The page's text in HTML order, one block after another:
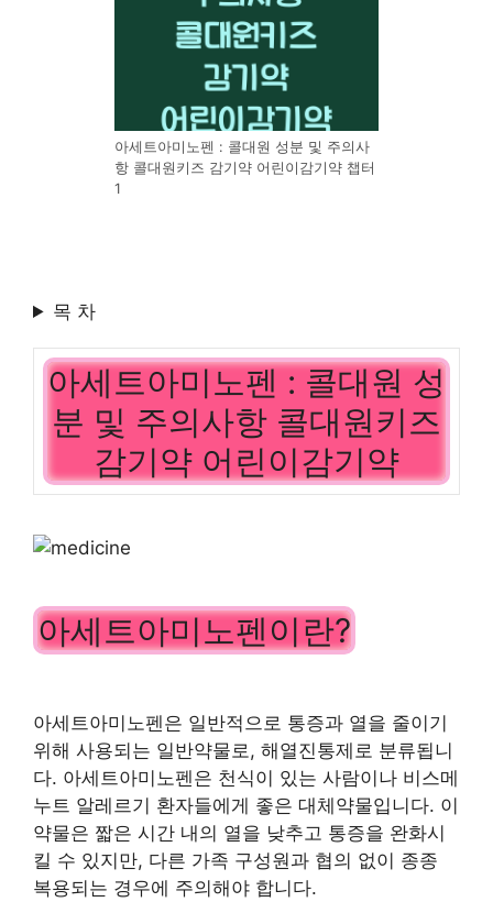
아세트아미노펜 : 콜대원 성분 및 주의사
항 콜대원키즈 감기약 어린이감기약 챕터
1
목 차
아세트아미노펜 : 콜대원 성
분 및 주의사항 콜대원키즈
감기약 어린이감기약
아세트아미노펜이란?
아세트아미노펜은 일반적으로 통증과 열을 줄이기
위해 사용되는 일반약물로, 해열진통제로 분류됩니
다. 아세트아미노펜은 천식이 있는 사람이나 비스메
누트 알레르기 환자들에게 좋은 대체약물입니다. 이
약물은 짧은 시간 내의 열을 낮추고 통증을 완화시
킬 수 있지만, 다른 가족 구성원과 협의 없이 종종
복용되는 경우에 주의해야 합니다.